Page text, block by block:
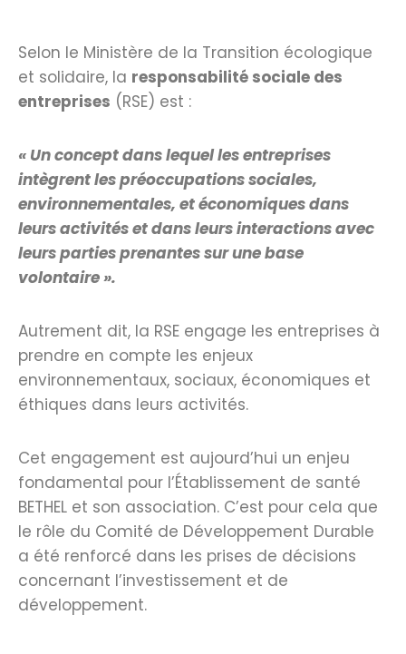
Selon le Ministère de la Transition écologique
et solidaire, la responsabilité sociale des
entreprises (RSE) est :
« Un concept dans lequel les entreprises
intègrent les préoccupations sociales,
environnementales, et économiques dans
leurs activités et dans leurs interactions avec
leurs parties prenantes sur une base
volontaire ».
Autrement dit, la RSE engage les entreprises à
prendre en compte les enjeux
environnementaux, sociaux, économiques et
éthiques dans leurs activités.
Cet engagement est aujourd’hui un enjeu
fondamental pour l’Établissement de santé
BETHEL et son association. C’est pour cela que
le rôle du Comité de Développement Durable
a été renforcé dans les prises de décisions
concernant l’investissement et de
développement.